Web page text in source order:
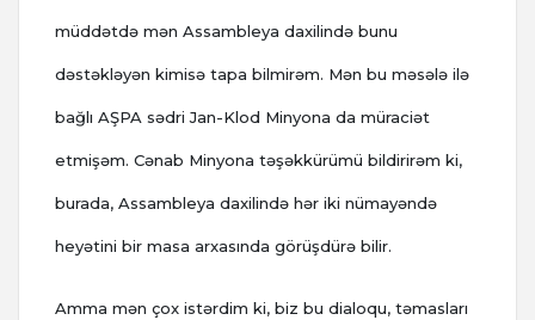
müddətdə mən Assambleya daxilində bunu
dəstəkləyən kimisə tapa bilmirəm. Mən bu məsələ ilə
bağlı AŞPA sədri Jan-Klod Minyona da müraciət
etmişəm. Cənab Minyona təşəkkürümü bildirirəm ki,
burada, Assambleya daxilində hər iki nümayəndə
heyətini bir masa arxasında görüşdürə bilir.
Amma mən çox istərdim ki, biz bu dialoqu, təmasları